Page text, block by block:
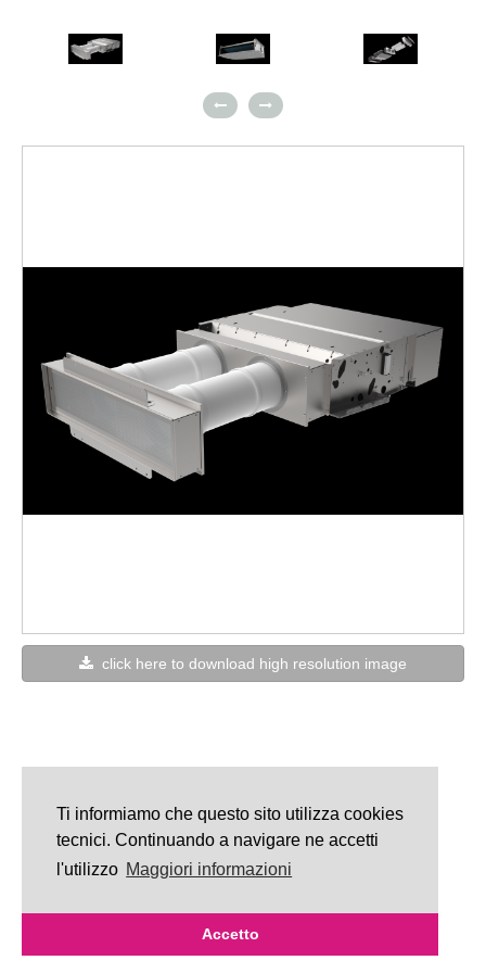
Ti informiamo che questo sito utilizza cookies
tecnici. Continuando a navigare ne accetti
l'utilizzo Maggiori informazioni
Accetto
click here to download high resolution image